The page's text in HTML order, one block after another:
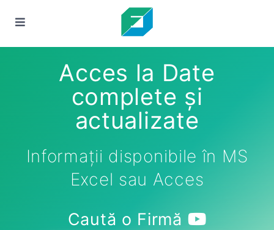
Acces la Date
complete și
actualizate
Informații disponibile în MS
Excel sau Acces
Caută o Firmă